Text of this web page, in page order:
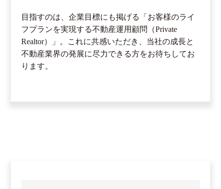
目指すのは、企業目標にも掲げる「お客様のライ
フプランを実現する不動産運用顧問（Private
Realtor）」。これに共感いただき、当社の成長と
不動産業界の発展に尽力できる方をお待ちしてお
ります。